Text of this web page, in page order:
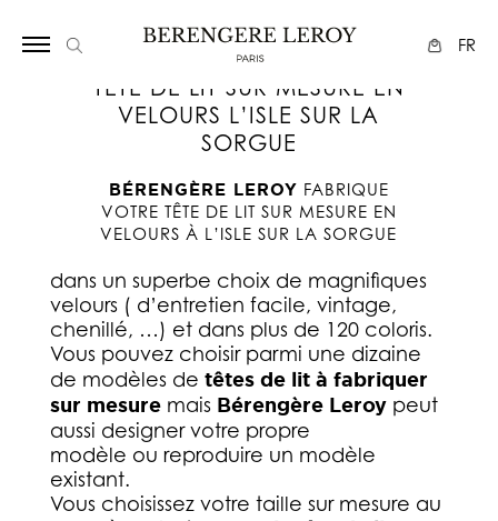
FR
TETE DE LIT SUR MESURE EN
VELOURS L’ISLE SUR LA
SORGUE
BÉRENGÈRE LEROY FABRIQUE
VOTRE TÊTE DE LIT SUR MESURE EN
VELOURS À L’ISLE SUR LA SORGUE
dans un superbe choix de magnifiques
velours ( d’entretien facile, vintage,
chenillé, …) et dans plus de 120 coloris.
Vous pouvez choisir parmi une dizaine
de modèles de têtes de lit à fabriquer
sur mesuremais Bérengère Leroypeut
aussi designer votre propre
modèle ou reproduire un modèle
existant.
Vous choisissez votre taille sur mesure au